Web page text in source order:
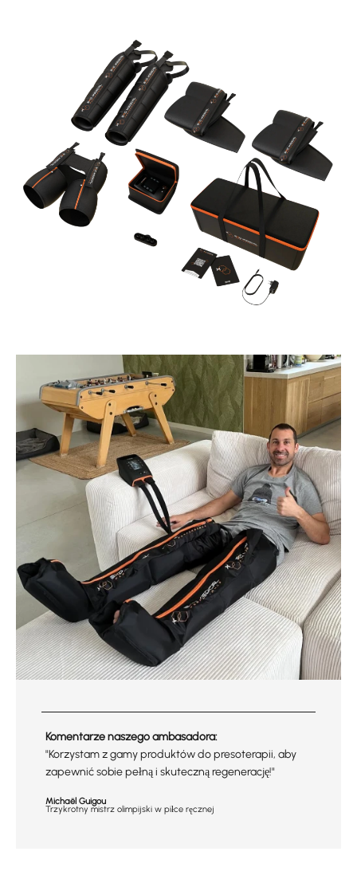
Komentarze naszego ambasadora:
"Korzystam z gamy produktów do presoterapii, aby
zapewnić sobie pełną i skuteczną regenerację!"
Michaël Guigou
Trzykrotny mistrz olimpijski w piłce ręcznej